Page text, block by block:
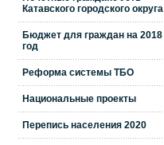
Катавского городского округа
Бюджет для граждан на 2018
год
Реформа системы ТБО
Национальные проекты
Перепись населения 2020